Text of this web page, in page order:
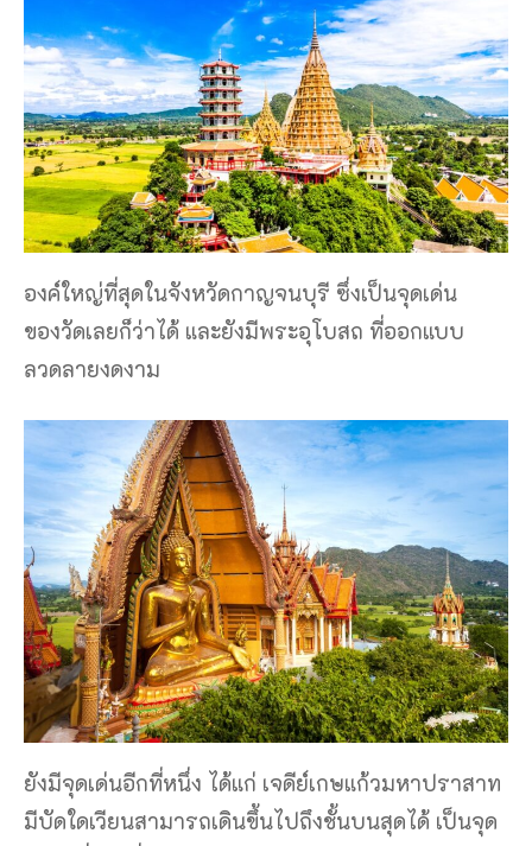
องค์ใหญ่ที่สุดในจังหวัดกาญจนบุรี ซึ่งเป็นจุดเด่น
ของวัดเลยก็ว่าได้ และยังมีพระอุโบสถ ที่ออกแบบ
ลวดลายงดงาม
ยังมีจุดเด่นอีกที่หนึ่ง ได้แก่ เจดีย์เกษแก้วมหาปราสาท
มีบัดใดเวียนสามารถเดินขึ้นไปถึงชั้นบนสุดได้ เป็นจุด